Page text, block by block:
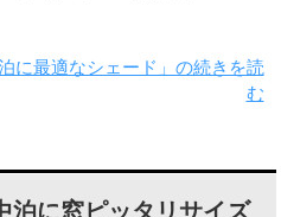
に最適なシェード」の続きを読
む
泊に窓ピッタリサイズ